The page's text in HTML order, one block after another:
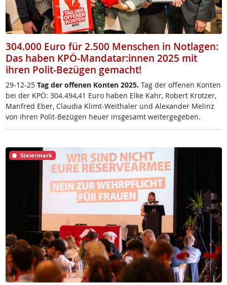
304.000 Euro für 2.500 Menschen in Notlagen:
Das haben KPÖ-Mandatar:innen 2025 mit
ihren Polit-Bezügen gemacht!
29-12-25 Tag der of­fe­nen Kon­ten 2025. Tag der of­fe­nen Kon­ten
bei der KPÖ: 304.494,41 Eu­ro ha­ben El­ke Kahr, Robert Krot­zer,
Man­f­red Eber, Clau­dia Klimt-Weitha­ler und Alex­an­der Me­linz
von ih­ren Po­lit-Be­zü­gen heu­er ins­ge­s­amt wei­ter­ge­ge­ben.
Steiermark